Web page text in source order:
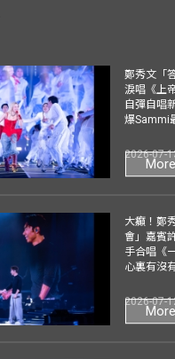
鄭秀文「
淚唱《上
自彈自唱
爆Sammi
2026-07-
More
大癲！鄭
會」嘉賓
手合唱《
心裏有沒
2026-07-
More